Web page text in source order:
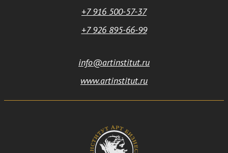
+7 916 500-57-37
+7 926 895-66-99
info@artinstitut.ru
www.artinstitut.ru